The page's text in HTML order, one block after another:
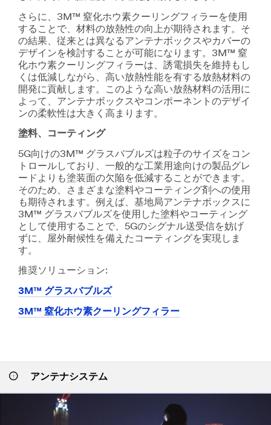
さらに、3M™ 窒化ホウ素クーリングフィラーを使用
することで、材料の放熱性の向上が期待されます。そ
の結果、従来とは異なるアンテナボックスやカバーの
デザインを検討することが可能になります。3M™ 窒
化ホウ素クーリングフィラーは、誘電損失を維持もし
くは低減しながら、高い放熱性能を有する放熱材料の
開発に貢献します。このような高い放熱材料の活用に
よって、アンテナボックスやコンポーネントのデザイ
ンの柔軟性は大きく高まります。
塗料、コーティング
5G向けの3M™ グラスバブルズは粒子のサイズをコン
トロールしており、一般的な工業用途向けの製品グレ
ードよりも塗装面の欠陥を低減することができます。
そのため、さまざまな塗料やコーティング剤への使用
も期待されます。例えば、基地局アンテナボックスに
3M™ グラスバブルズを使用した塗料やコーティング
として使用することで、5Gのシグナル送受信を妨げ
ずに、屋外耐候性を備えたコーティングを実現しま
す。
推奨ソリューション:
3M™ グラスバブルズ
3M™ 窒化ホウ素クーリングフィラー
アンテナシステム